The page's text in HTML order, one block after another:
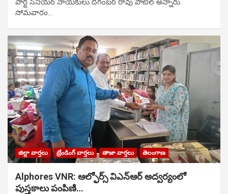
పార్టీ సీనియ‌ర్ నాయ‌కులు దిగంబ‌ర్ రావు పాటిల్ అన్నారు.
సోమవారం…
జిల్లా వార్తలు ట్రేండింగ్ వార్తలు తాజా వార్తలు తెలంగాణ
Alphores VNR: ఆల్ఫోర్స్ విఎన్ఆర్ అద్వర్యంలో
పుస్తకాలు పంపిణి…